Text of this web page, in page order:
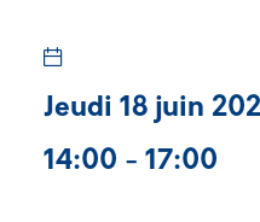
Jeudi 18 juin
14:00 - 17:00